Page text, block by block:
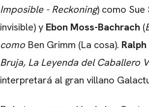
Imposible - Reckoning) como
invisible) y Ebon Moss-Bachrach (
como Ben Grimm (La cosa).
Bruja, La Leyenda del Caballero
interpretará al gran villano